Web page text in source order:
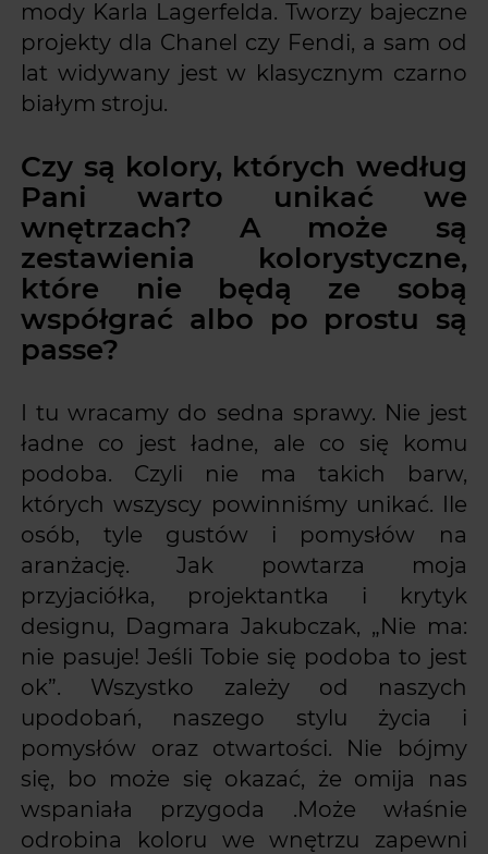
mody Karla Lagerfelda. Tworzy bajeczne
projekty dla Chanel czy Fendi, a sam od
lat widywany jest w klasycznym czarno
białym stroju.
Czy są kolory, których według
Pani warto unikać we
wnętrzach? A może są
zestawienia kolorystyczne,
które nie będą ze sobą
współgrać albo po prostu są
passe?
I tu wracamy do sedna sprawy. Nie jest
ładne co jest ładne, ale co się komu
podoba. Czyli nie ma takich barw,
których wszyscy powinniśmy unikać. Ile
osób, tyle gustów i pomysłów na
aranżację. Jak powtarza moja
przyjaciółka, projektantka i krytyk
designu, Dagmara Jakubczak, „Nie ma:
nie pasuje! Jeśli Tobie się podoba to jest
ok”. Wszystko zależy od naszych
upodobań, naszego stylu życia i
pomysłów oraz otwartości. Nie bójmy
się, bo może się okazać, że omija nas
wspaniała przygoda .Może właśnie
odrobina koloru we wnętrzu zapewni